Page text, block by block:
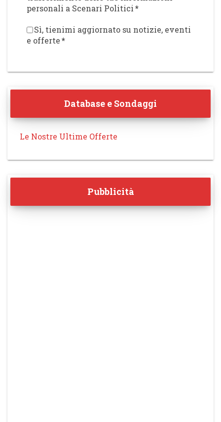
personali a Scenari Politici*
Sì, tienimi aggiornato su notizie, eventi
e offerte*
Database e Sondaggi
Le Nostre Ultime Offerte
Pubblicità